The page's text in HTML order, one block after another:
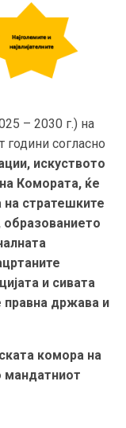
– 2030 г.) на
години согласно
искуството
Комората, ќе
на стратешките
и сивата
правна држава и
комора на
мандатниот